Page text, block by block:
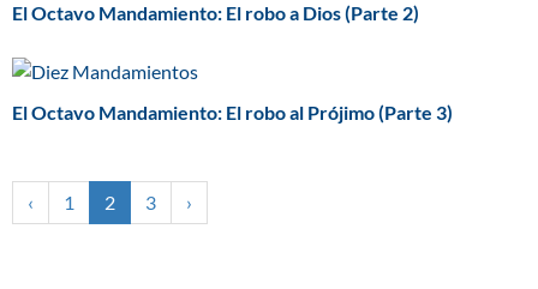
El Octavo Mandamiento: El robo a Dios (Parte 2)
El Octavo Mandamiento: El robo al Prójimo (Parte 3)
‹ 1 2 3 ›